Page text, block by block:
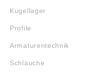
Kugellager
Profile
Armaturentechnik
Schläuche